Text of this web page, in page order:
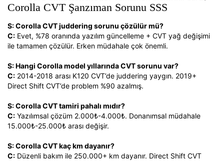
Corolla CVT Şanzıman Sorunu SSS
S: Corolla CVT juddering sorunu çözülür mü?
C: Evet, %78 oranında yazılım güncelleme + CVT yağ değişimi
ile tamamen çözülür. Erken müdahale çok önemli.
S: Hangi Corolla model yıllarında CVT sorunu var?
C: 2014-2018 arası K120 CVT’de juddering yaygın. 2019+
Direct Shift CVT’de problem %90 azalmış.
S: Corolla CVT tamiri pahalı mıdır?
C: Yazılımsal çözüm 2.000₺-4.000₺. Donanımsal müdahale
15.000₺-25.000₺ arası değişir.
S: Corolla CVT kaç km dayanır?
C: Düzenli bakım ile 250.000+ km dayanır. Direct Shift CVT